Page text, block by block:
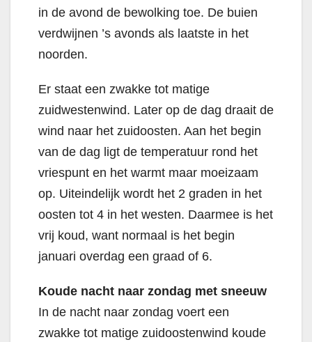
in de avond de bewolking toe. De buien
verdwijnen ’s avonds als laatste in het
noorden.
Er staat een zwakke tot matige
zuidwestenwind. Later op de dag draait de
wind naar het zuidoosten. Aan het begin
van de dag ligt de temperatuur rond het
vriespunt en het warmt maar moeizaam
op. Uiteindelijk wordt het 2 graden in het
oosten tot 4 in het westen. Daarmee is het
vrij koud, want normaal is het begin
januari overdag een graad of 6.
Koude nacht naar zondag met sneeuw
In de nacht naar zondag voert een
zwakke tot matige zuidoostenwind koude